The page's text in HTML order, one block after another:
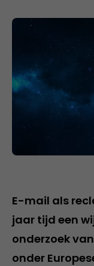
E-mail als
jaar tijd een
onderzoek
onder